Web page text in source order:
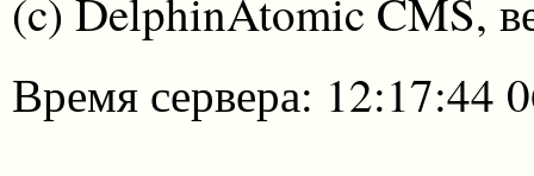
(c) DelphinAtomic CMS,
Время сервера: 12:17:44